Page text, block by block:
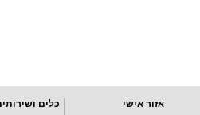
אזור אישי כלים